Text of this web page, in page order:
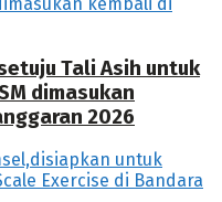
Tali Asih untuk
dimasukan
2026